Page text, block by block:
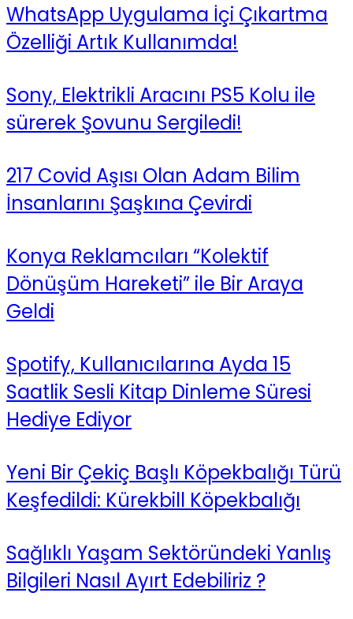
WhatsApp Uygulama İçi Çıkartma
Özelliği Artık Kullanımda!
Sony, Elektrikli Aracını PS5 Kolu ile
sürerek Şovunu Sergiledi!
217 Covid Aşısı Olan Adam Bilim
İnsanlarını Şaşkına Çevirdi
Konya Reklamcıları “Kolektif
Dönüşüm Hareketi” ile Bir Araya
Geldi
Spotify, Kullanıcılarına Ayda 15
Saatlik Sesli Kitap Dinleme Süresi
Hediye Ediyor
Yeni Bir Çekiç Başlı Köpekbalığı Türü
Keşfedildi: Kürekbill Köpekbalığı
Sağlıklı Yaşam Sektöründeki Yanlış
Bilgileri Nasıl Ayırt Edebiliriz ?